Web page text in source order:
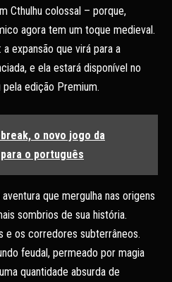
Cthulhu colossal – porque,
agora tem um toque medieval.
a expansão que virá para a
e ela estará disponível no
pela edição Premium.
o novo jogo da
o português
que mergulha nas origens
sombrios de sua história.
e os corredores subterrâneos.
feudal, permeado por magia
quantidade absurda de